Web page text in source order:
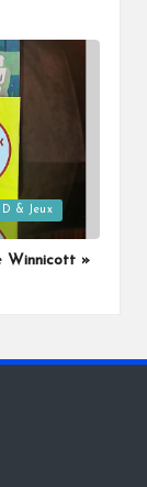
& Jeux
Winnicott »